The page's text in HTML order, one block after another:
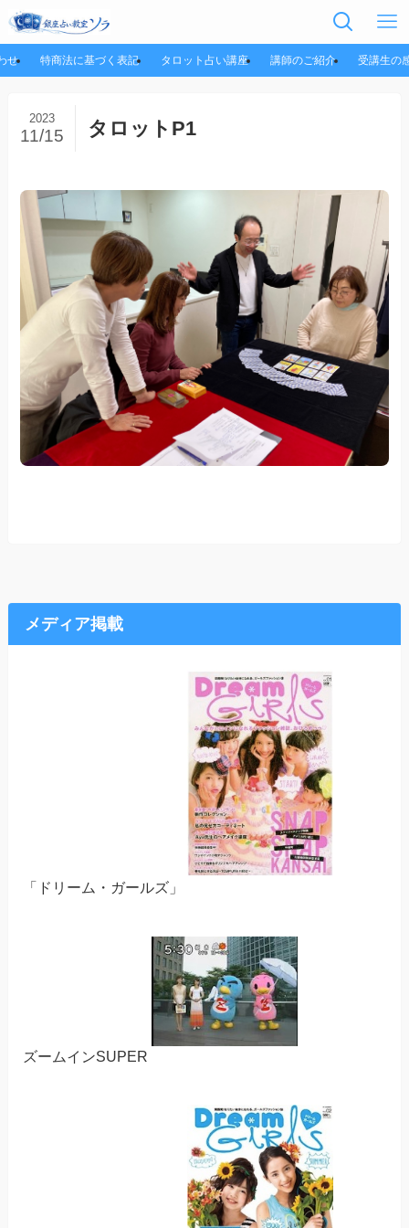
せ 特商法に基づく表記 タロット占い講座 講師のご紹介 受講生の
タロットP1
2023
11/15
メディア掲載
「ドリーム・ガールズ」
ズームインSUPER